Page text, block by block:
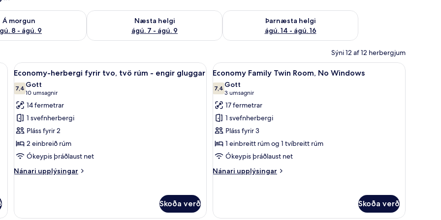
Á morgun
8 - ágú. 9
á morgun ágú. 8 - ágú. 9
Næsta helgi
ágú. 7 - ágú. 9
Athuga framboð næstu helgi ágú. 7 - ágú. 9
Þarnæsta helgi
ágú. 14 - ágú. 16
Athuga framboð þarnæstu helgi ágú. 14 - ágú. 16
Sýni 12 af 12 herbergjum
rúmi - engir gluggar | Rúm með „pillowtop“-dýnum, hljóðeinangrun, ókeypis þráðlaus nettenging
Skoða
allar
myndir
fyrir
Economy-
herbergi
fyrir
tvo,
tvö
rúm
Economy-herbergi fyrir tvo, tvö rúm - engir gluggar | Rúm með „pillowtop“-dýnum, hljóðeinangrun, ókeypis
10
Economy-herbergi fyrir tvo, tvö rúm - engir gluggar
7,47,4 af 10
Gott
10 umsagnir
(10
umsagnir)
14 fermetrar
1 svefnherbergi
Pláss fyrir 2
2 einbreið rúm
Ókeypis þráðlaust net
Nánari upplýsingar
Nánari
fyrir
Skoða verð
Skoða
allar
myndir
fyrir
Economy
Family
Twin
Room,
No
Windows
Economy Family Twin Room, No Windows
10
Economy Family Twin Room, No Windows
7,47,4 af 10
Gott
3 umsagnir
(3
umsagnir)
17 fermetrar
1 svefnherbergi
Pláss fyrir 3
1 einbreitt rúm og 1 tvíbreitt rúm
Ókeypis þráðlaust net
Nánari upplýsingar
Nánari
Twin
Skoða verð